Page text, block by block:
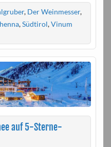
, Der Weinmesser,
,Südtirol,Vinum
auf 5-Sterne-